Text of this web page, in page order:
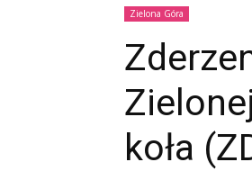
Zielona Góra
koła